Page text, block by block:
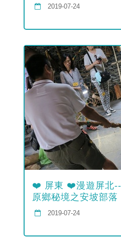
2019-07-24
❤️ 屏東 ❤️漫遊屏北--
原鄉秘境之安坡部落
2019-07-24